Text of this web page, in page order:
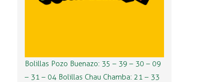
Bolillas Pozo Buenazo: 35 – 39 – 30 – 09
– 31 – 04 Bolillas Chau Chamba: 21 – 33